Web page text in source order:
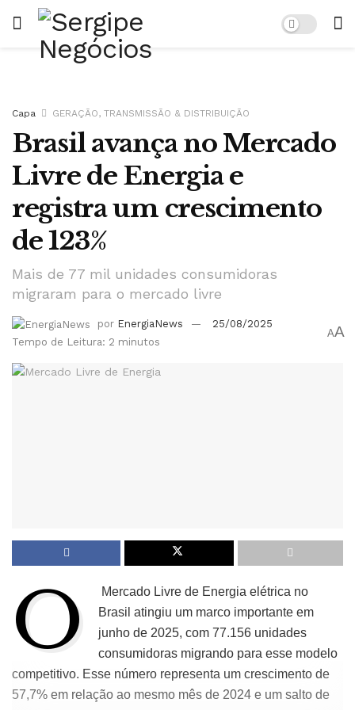
Capa GERAÇÃO, TRANSMISSÃO & DISTRIBUIÇÃO
Brasil avança no Mercado
Livre de Energia e
registra um crescimento
de 123%
Mais de 77 mil unidades consumidoras
migraram para o mercado livre
por EnergiaNews
25/08/2025
Tempo de Leitura: 2 minutos
AA
O
Mercado Livre de Energia elétrica no
Brasil atingiu um marco importante em
junho de 2025, com 77.156 unidades
consumidoras migrando para esse modelo
competitivo. Esse número representa um crescimento de
57,7% em relação ao mesmo mês de 2024 e um salto de